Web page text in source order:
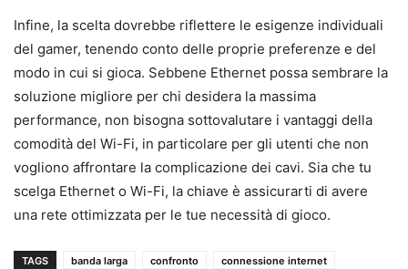
Infine, la scelta dovrebbe riflettere le esigenze individuali
del gamer, tenendo conto delle proprie preferenze e del
modo in cui si gioca. Sebbene Ethernet possa sembrare la
soluzione migliore per chi desidera la massima
performance, non bisogna sottovalutare i vantaggi della
comodità del Wi-Fi, in particolare per gli utenti che non
vogliono affrontare la complicazione dei cavi. Sia che tu
scelga Ethernet o Wi-Fi, la chiave è assicurarti di avere
una rete ottimizzata per le tue necessità di gioco.
TAGS banda larga confronto
connessione internet